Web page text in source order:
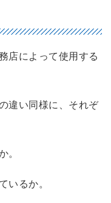
店によって使用する
違い同様に、それぞ
いるか。